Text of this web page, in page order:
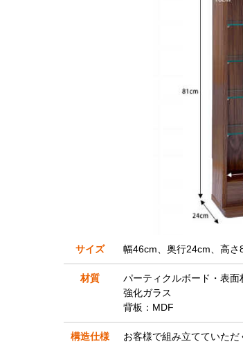
サイズ 幅46cm、奥行24cm、高
材質
パーティクルボード・表面
強化ガラス
背板：MDF
構造仕様
お客様で組み立てていただ